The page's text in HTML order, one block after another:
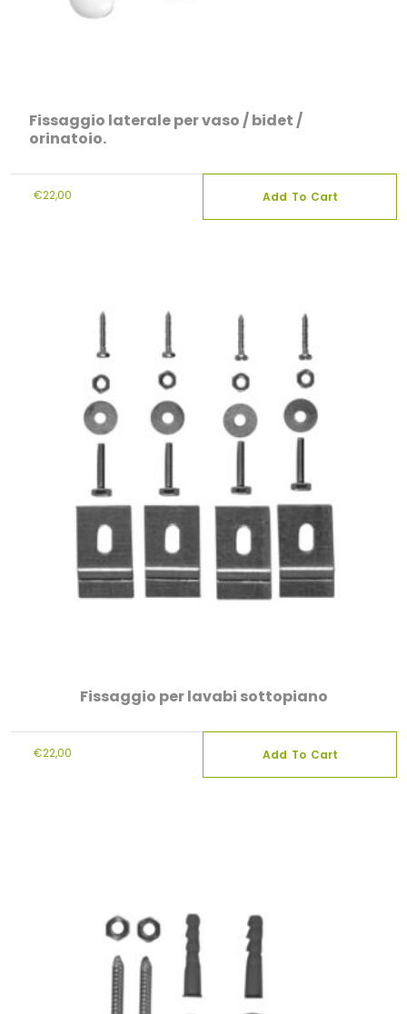
Fissaggio laterale per vaso / bidet /
orinatoio.
€22,00 Add To Cart
Fissaggio per lavabi sottopiano
€22,00 Add To Cart